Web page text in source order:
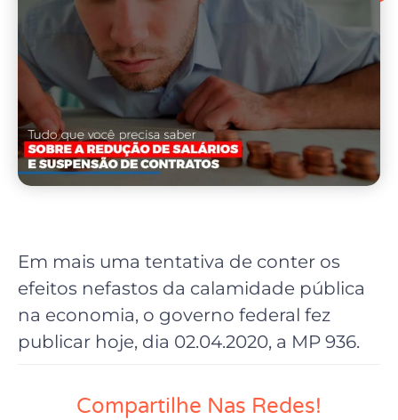
Em mais uma tentativa de conter os
efeitos nefastos da calamidade pública
na economia, o governo federal fez
publicar hoje, dia 02.04.2020, a MP 936.
Compartilhe Nas Redes!